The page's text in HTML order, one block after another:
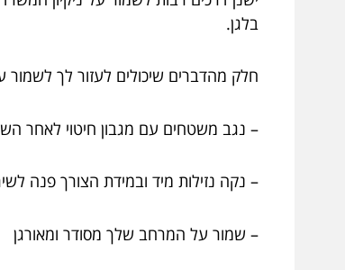
בלגן.
חלק מהדברים שיכולים לעזור לך
– נגב משטחים עם מגבון חיטוי לאחר
– נקה נזילות מיד ובמידת הצורך פנה
– שמור על המרחב שלך מסודר ומאורגן